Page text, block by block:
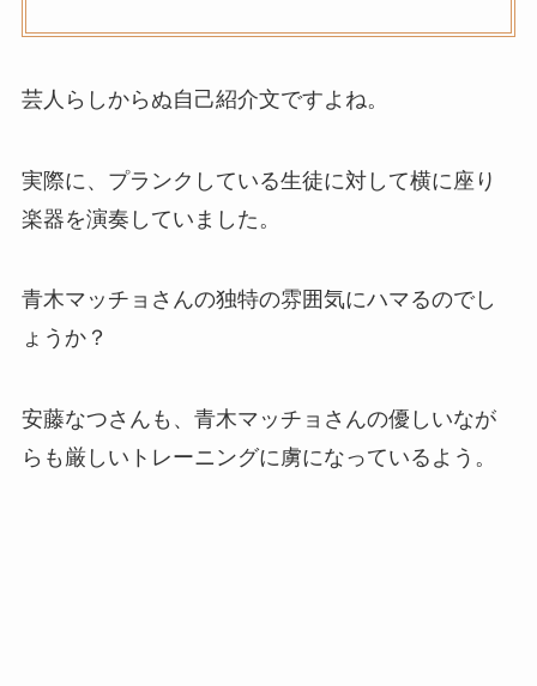
芸人らしからぬ自己紹介文ですよね。
実際に、プランクしている生徒に対して横に座り
楽器を演奏していました。
青木マッチョさんの独特の雰囲気にハマるのでし
ょうか？
安藤なつさんも、青木マッチョさんの優しいなが
らも厳しいトレーニングに虜になっているよう。